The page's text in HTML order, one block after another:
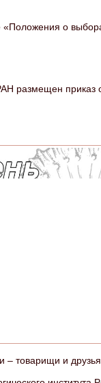
«Положения о
размещен
– товарищи и